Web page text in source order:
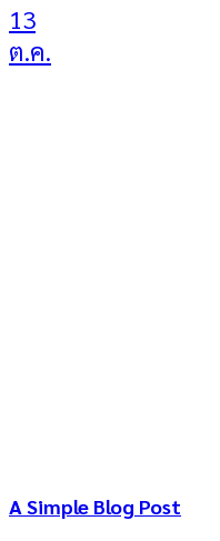
13
ต.ค.
A Simple Blog Post